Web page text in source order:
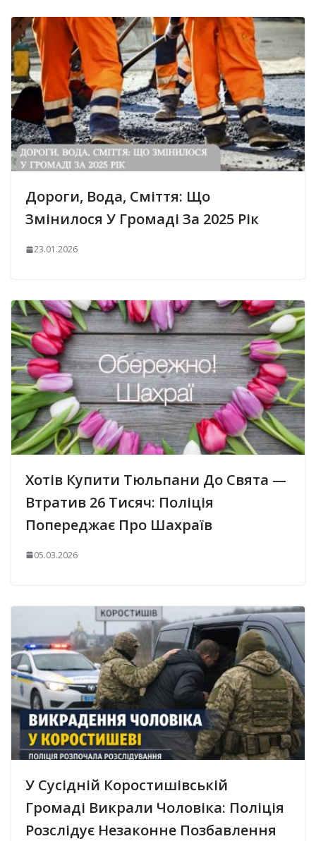
Дороги, Вода, Сміття: Що
Змінилося У Громаді За 2025 Рік
23.01.2026
Хотів Купити Тюльпани До Свята —
Втратив 26 Тисяч: Поліція
Попереджає Про Шахраїв
05.03.2026
У Сусідній Коростишівській
Громаді Викрали Чоловіка: Поліція
Розслідує Незаконне Позбавлення